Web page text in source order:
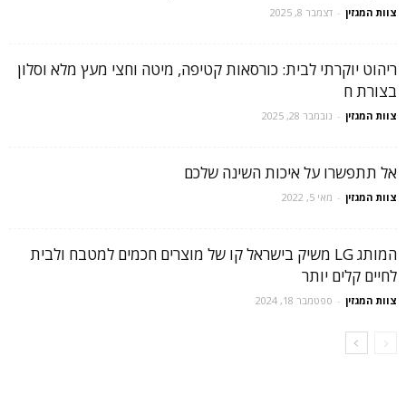
צוות המגזין - דצמבר 8, 2025
ריהוט יוקרתי לבית: כורסאות קטיפה, מיטה וחצי מעץ מלא וסלון
בצורת ח
צוות המגזין - נובמבר 28, 2025
אל תתפשרו על איכות השינה שלכם
צוות המגזין - מאי 5, 2022
המותג LG משיק בישראל קו של מוצרים חכמים למטבח ולבית
לחיים קלים יותר
צוות המגזין - ספטמבר 18, 2024